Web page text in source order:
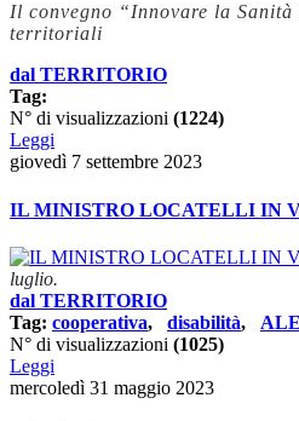
Il convegno “Innovare la
territoriali
dal TERRITORIO
Tag:
N° di visualizzazioni (1224)
Leggi
giovedì 7 settembre 2023
IL MINISTRO LOCATELLI IN
luglio.
dal TERRITORIO
Tag: cooperativa, disabilità,
N° di visualizzazioni (1025)
Leggi
mercoledì 31 maggio 2023